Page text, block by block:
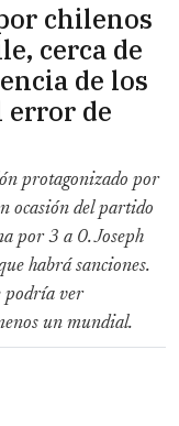
chilenos
cerca de
de los
error de
protagonizado por
ocasión del partido
por 3 a 0. Joseph
habrá sanciones.
podría ver
un mundial.